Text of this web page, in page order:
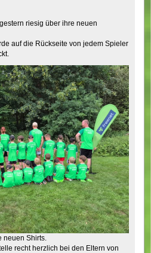
riesig über ihre neuen
auf die Rückseite von jedem Spieler
neuen Shirts.
recht herzlich bei den Eltern von